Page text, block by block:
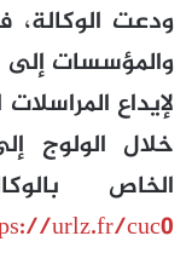
ودعت الوكالة،
والمؤسسات إلى
لإيداع
خلال الولوج
الخاص
urlz.fr/cuc0